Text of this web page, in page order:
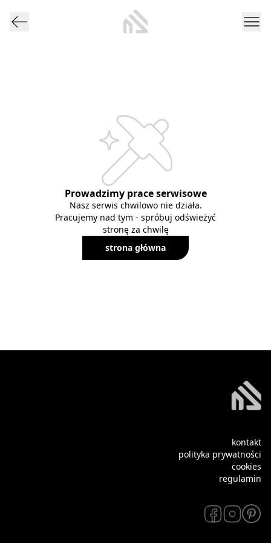
Prowadzimy prace serwisowe
Nasz serwis chwilowo nie działa.
Pracujemy nad tym - spróbuj odświeżyć
stronę za chwilę
strona główna
kontakt
polityka prywatności
cookies
regulamin